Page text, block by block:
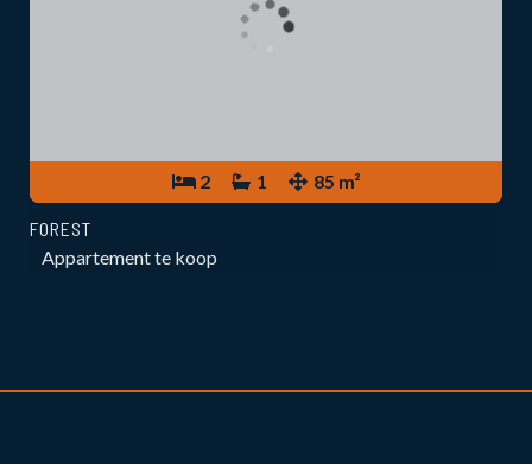
2 1 85 m²
FOREST
Appartement te koop